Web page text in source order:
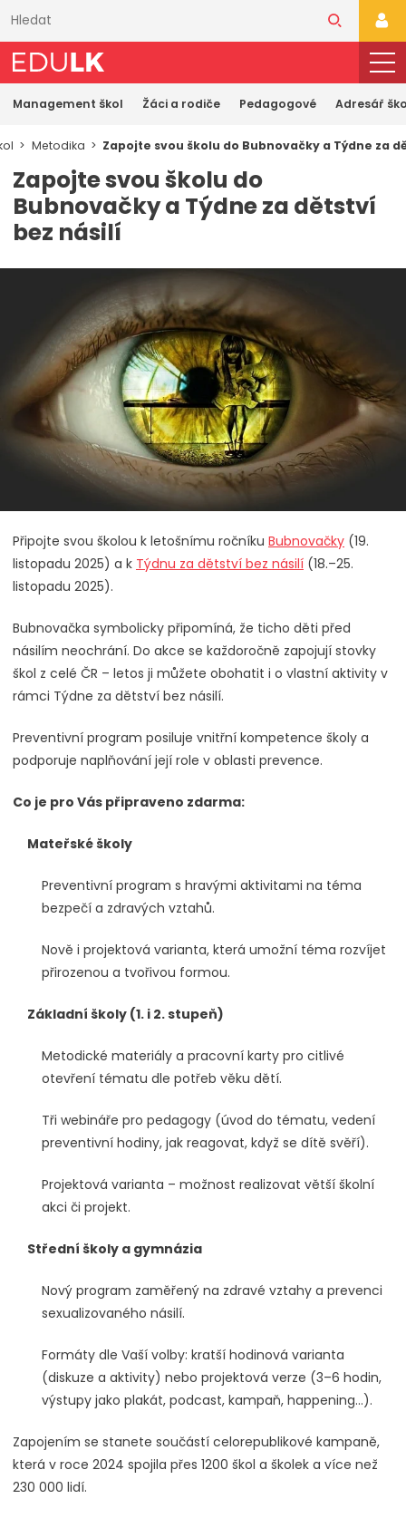
obsahu
Management škol Žáci a rodiče Pedagogové Adresář
Metodika Zapojte svou školu do Bubnovačky a Týdne za
Zapojte svou školu do
Bubnovačky a Týdne za dětství
bez násilí
Připojte svou školou k letošnímu ročníku Bubnovačky (19.
listopadu 2025) a k Týdnu za dětství bez násilí (18.–25.
listopadu 2025).
Bubnovačka symbolicky připomíná, že ticho děti před
násilím neochrání. Do akce se každoročně zapojují stovky
škol z celé ČR – letos ji můžete obohatit i o vlastní aktivity v
rámci Týdne za dětství bez násilí.
Preventivní program posiluje vnitřní kompetence školy a
podporuje naplňování její role v oblasti prevence.
Co je pro Vás připraveno zdarma:
Mateřské školy
Preventivní program s hravými aktivitami na téma
bezpečí a zdravých vztahů.
Nově i projektová varianta, která umožní téma rozvíjet
přirozenou a tvořivou formou.
Základní školy (1. i 2. stupeň)
Metodické materiály a pracovní karty pro citlivé
otevření tématu dle potřeb věku dětí.
Tři webináře pro pedagogy (úvod do tématu, vedení
preventivní hodiny, jak reagovat, když se dítě svěří).
Projektová varianta – možnost realizovat větší školní
akci či projekt.
Střední školy a gymnázia
Nový program zaměřený na zdravé vztahy a prevenci
sexualizovaného násilí.
Formáty dle Vaší volby: kratší hodinová varianta
(diskuze a aktivity) nebo projektová verze (3–6 hodin,
výstupy jako plakát, podcast, kampaň, happening…).
Zapojením se stanete součástí celorepublikové kampaně,
která v roce 2024 spojila přes 1200 škol a školek a více než
230 000 lidí.